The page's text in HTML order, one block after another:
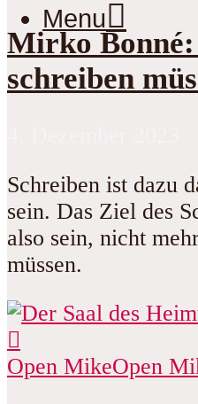
Menu
Mirko
schreiben
Schreiben ist dazu
sein. Das Ziel des
also sein, nicht
müssen.
Open MikeOpen